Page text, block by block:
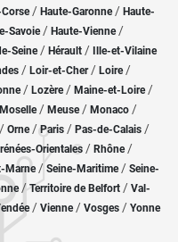
/ Haute-Garonne/ Haute-
Savoie/ Haute-Vienne/
Seine/ Hérault / Ille-et-Vilaine
/ Loir-et-Cher/ Loire/
/ Lozère / Maine-et-Loire/
/ Meuse/ Monaco /
/ Orne/Paris / Pas-de-Calais /
Orientales / Rhône/
Marne/ Seine-Maritime/ Seine-
/Territoire de Belfort / Val-
/ Vienne/ Vosges / Yonne